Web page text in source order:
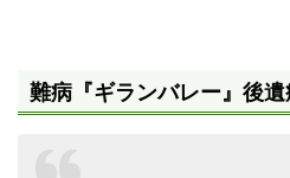
難病『ギランバレー』後遺